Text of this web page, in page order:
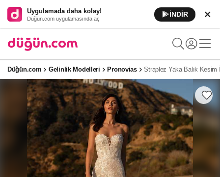
Uygulamada daha kolay!
Düğün.com uygulamasında aç
İNDİR
Düğün.com Gelinlik Modelleri Pronovias Straplez Yaka Balık Kesim